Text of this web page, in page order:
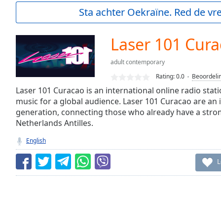
Current
Duration-:-
Loaded
0.00%
Stream
TypeLIVE
Seek to
live,
currently
behind
Remaining
Time-
Sta achter Oekraïne. Red de
Laser 101
adult contemporary
Rating:0.0
Laser 101 Curacao is an international online radio
music for a global audience. Laser 101 Curacao are
generation, connecting those who already have a
Netherlands Antilles.
English